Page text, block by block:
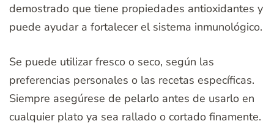
demostrado que tiene propiedades antioxidantes y
puede ayudar a fortalecer el sistema inmunológico.
Se puede utilizar fresco o seco, según las
preferencias personales o las recetas específicas.
Siempre asegúrese de pelarlo antes de usarlo en
cualquier plato ya sea rallado o cortado finamente.